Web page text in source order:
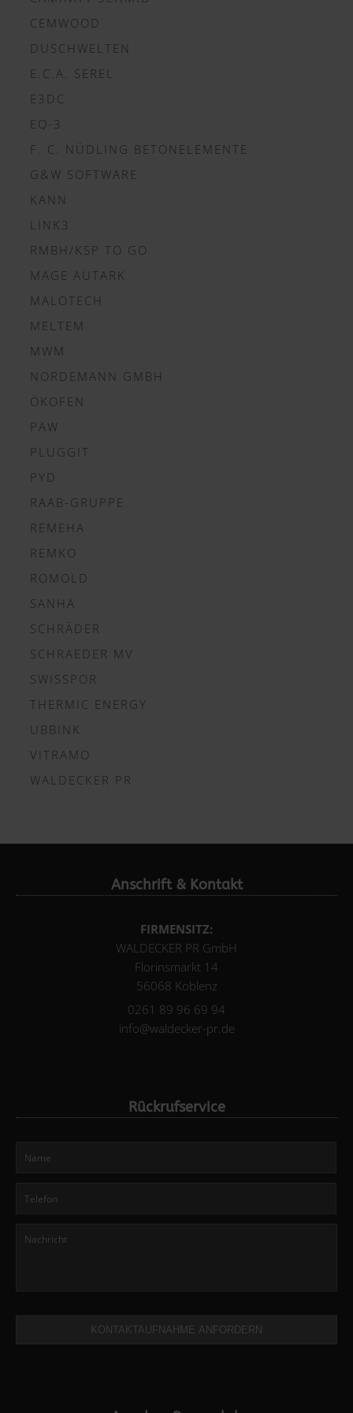
CEMWOOD
DUSCHWELTEN
E.C.A. SEREL
E3DC
EQ-3
F. C. NÜDLING BETONELEMENTE
G&W SOFTWARE
KANN
LINK3
RMBH/KSP TO GO
MAGE AUTARK
MALOTECH
MELTEM
MWM
NORDEMANN GMBH
ÖKOFEN
PAW
PLUGGIT
PYD
RAAB-GRUPPE
REMEHA
REMKO
ROMOLD
SANHA
SCHRÄDER
SCHRAEDER MV
SWISSPOR
THERMIC ENERGY
UBBINK
VITRAMO
WALDECKER PR
Anschrift & Kontakt
FIRMENSITZ:
WALDECKER PR GmbH
Florinsmarkt 14
56068 Koblenz
0261 89 96 69 94
info@waldecker-pr.de
Rückrufservice
KONTAKTAUFNAHME ANFORDERN